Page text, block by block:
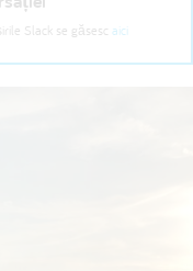
Slack se găsesc aici